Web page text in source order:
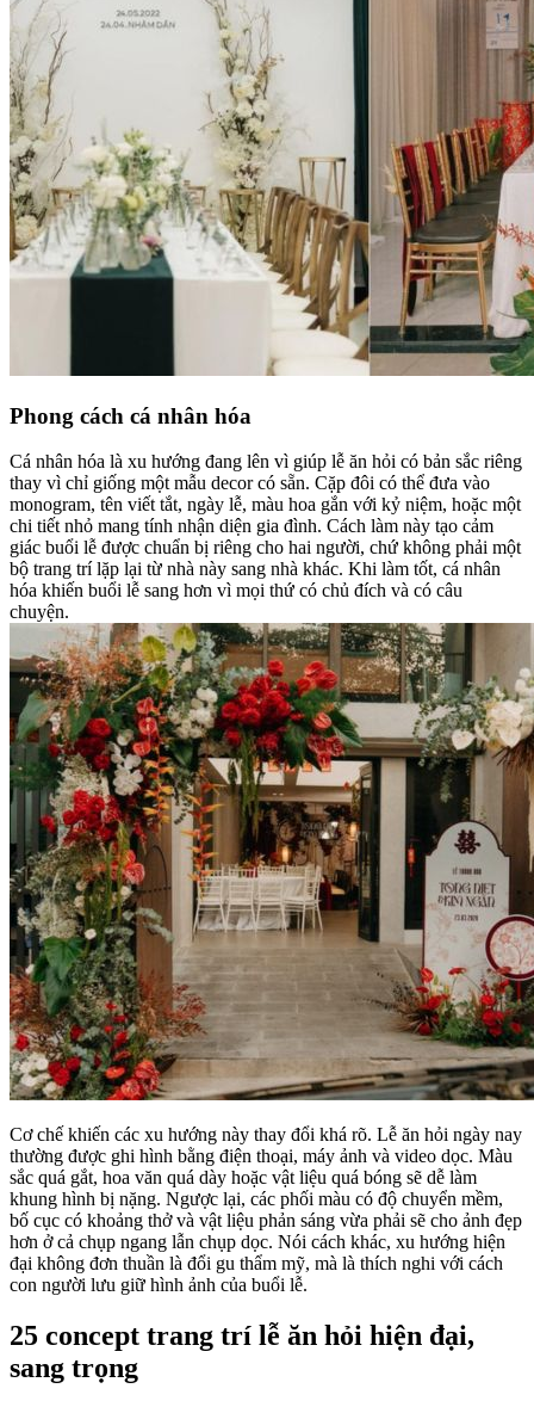
Phong cách cá nhân hóa
Cá nhân hóa là xu hướng đang lên vì giúp lễ ăn hỏi có bản sắc riêng
thay vì chỉ giống một mẫu decor có sẵn. Cặp đôi có thể đưa vào
monogram, tên viết tắt, ngày lễ, màu hoa gắn với kỷ niệm, hoặc một
chi tiết nhỏ mang tính nhận diện gia đình. Cách làm này tạo cảm
giác buổi lễ được chuẩn bị riêng cho hai người, chứ không phải một
bộ trang trí lặp lại từ nhà này sang nhà khác. Khi làm tốt, cá nhân
hóa khiến buổi lễ sang hơn vì mọi thứ có chủ đích và có câu
chuyện.
Cơ chế khiến các xu hướng này thay đổi khá rõ. Lễ ăn hỏi ngày nay
thường được ghi hình bằng điện thoại, máy ảnh và video dọc. Màu
sắc quá gắt, hoa văn quá dày hoặc vật liệu quá bóng sẽ dễ làm
khung hình bị nặng. Ngược lại, các phối màu có độ chuyển mềm,
bố cục có khoảng thở và vật liệu phản sáng vừa phải sẽ cho ảnh đẹp
hơn ở cả chụp ngang lẫn chụp dọc. Nói cách khác, xu hướng hiện
đại không đơn thuần là đổi gu thẩm mỹ, mà là thích nghi với cách
con người lưu giữ hình ảnh của buổi lễ.
25 concept trang trí lễ ăn hỏi hiện đại,
sang trọng